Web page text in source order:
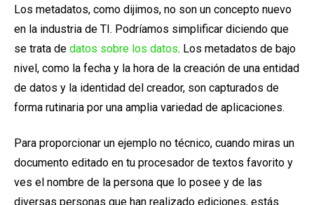
Los metadatos, como dijimos, no son un concepto nuevo
en la industria de TI. Podríamos simplificar diciendo que
se trata de datos sobre los datos. Los metadatos de bajo
nivel, como la fecha y la hora de la creación de una entidad
de datos y la identidad del creador, son capturados de
forma rutinaria por una amplia variedad de aplicaciones.
Para proporcionar un ejemplo no técnico, cuando miras un
documento editado en tu procesador de textos favorito y
ves el nombre de la persona que lo posee y de las
diversas personas que han realizado ediciones, estás